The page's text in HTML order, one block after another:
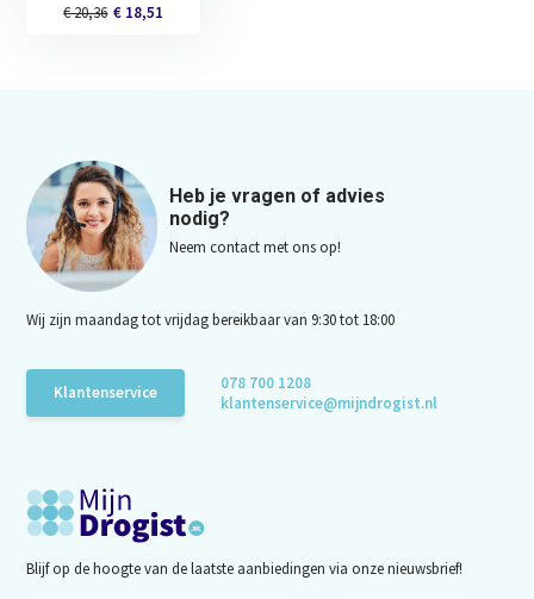
€ 20,36 € 18,51
Heb je vragen of advies
nodig?
Neem contact met ons op!
Wij zijn maandag tot vrijdag bereikbaar van 9:30 tot 18:00
Klantenservice
078 700 1208
klantenservice@mijndrogist.nl
Blijf op de hoogte van de laatste aanbiedingen via onze nieuwsbrief!